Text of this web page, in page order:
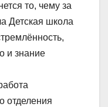
то, чему за
Детская школа
и знание
отделения